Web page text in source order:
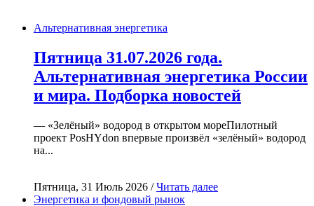
Альтернативная энергетика
Пятница 31.07.2026 года.
Альтернативная энергетика России
и мира. Подборка новостей
— «Зелёный» водород в открытом мореПилотный
проект PosHYdon впервые произвёл «зелёный» водород
на...
Пятница, 31 Июль 2026 /Читать далее
Энергетика и фондовый рынок